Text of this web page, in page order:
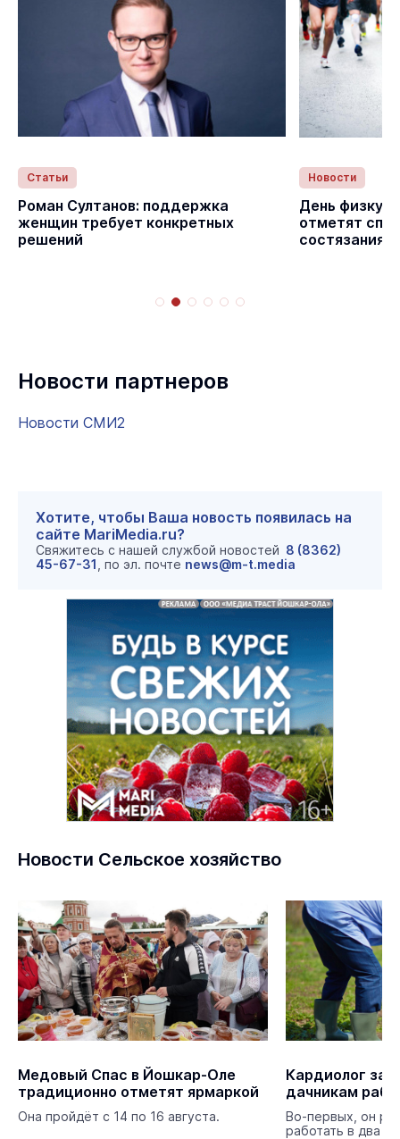
Статьи
Роман Султанов: поддержка
женщин требует конкретных
решений
Новости
День
отметят
Новости партнеров
Новости СМИ2
Хотите, чтобы Ваша новость появилась на
сайте MariMedia.ru?
Свяжитесь с нашей службой новостей 8 (8362)
45-67-31 , по эл. почте news@m-t.media
Новости Сельское хозяйство
Медовый Спас в Йошкар-Оле
традиционно отметят ярмаркой
Она пройдёт с 14 по 16 августа.
Кардиолог запретил пожилым
дачникам
Во-первых, он
работать в два